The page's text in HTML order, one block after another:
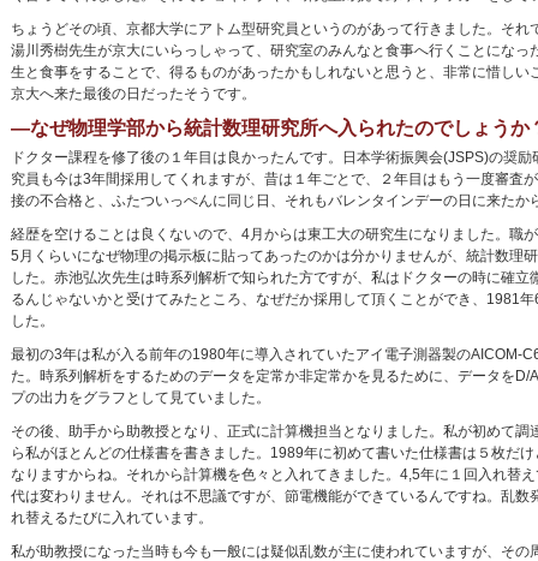
ちょうどその頃、京都大学にアトム型研究員というのがあって行きました。そ
湯川秀樹先生が京大にいらっしゃって、研究室のみんなと食事へ行くことにな
生と食事をすることで、得るものがあったかもしれないと思うと、非常に惜し
京大へ来た最後の日だったそうです。
―なぜ物理学部から統計数理研究所へ入られたのでしょうか
ドクター課程を修了後の１年目は良かったんです。日本学術振興会(JSPS)の奨
究員も今は3年間採用してくれますが、昔は１年ごとで、２年目はもう一度審査
接の不合格と、ふたついっぺんに同じ日、それもバレンタインデーの日に来たか
経歴を空けることは良くないので、4月からは東工大の研究生になりました。職
5月くらいになぜ物理の掲示板に貼ってあったのかは分かりませんが、統計数理
した。赤池弘次先生は時系列解析で知られた方ですが、私はドクターの時に確
るんじゃないかと受けてみたところ、なぜだか採用して頂くことができ、1981
した。
最初の3年は私が入る前年の1980年に導入されていたアイ電子測器製のAICOM-
た。時系列解析をするためのデータを定常か非定常かを見るために、データを
プの出力をグラフとして見ていました。
その後、助手から助教授となり、正式に計算機担当となりました。私が初めて
ら私がほとんどの仕様書を書きました。1989年に初めて書いた仕様書は５枚だ
なりますからね。それから計算機を色々と入れてきました。4,5年に１回入れ替
代は変わりません。それは不思議ですが、節電機能ができているんですね。乱
れ替えるたびに入れています。
私が助教授になった当時も今も一般には疑似乱数が主に使われていますが、そ